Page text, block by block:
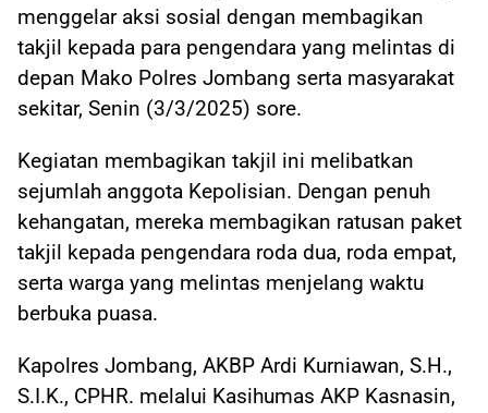
menggelar aksi sosial dengan membagikan
takjil kepada para pengendara yang melintas di
depan Mako Polres Jombang serta masyarakat
sekitar, Senin (3/3/2025) sore.
Kegiatan membagikan takjil ini melibatkan
sejumlah anggota Kepolisian. Dengan penuh
kehangatan, mereka membagikan ratusan paket
takjil kepada pengendara roda dua, roda empat,
serta warga yang melintas menjelang waktu
berbuka puasa.
Kapolres Jombang, AKBP Ardi Kurniawan, S.H.,
S.I.K., CPHR. melalui Kasihumas AKP Kasnasin,